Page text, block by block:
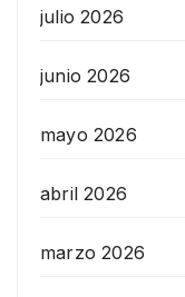
julio 2026
junio 2026
mayo 2026
abril 2026
marzo 2026